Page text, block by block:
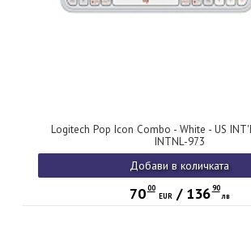
Logitech Pop Icon Combo - White - US
INTNL-973
Добави в количката
70 00
EUR/ 136 90
лв